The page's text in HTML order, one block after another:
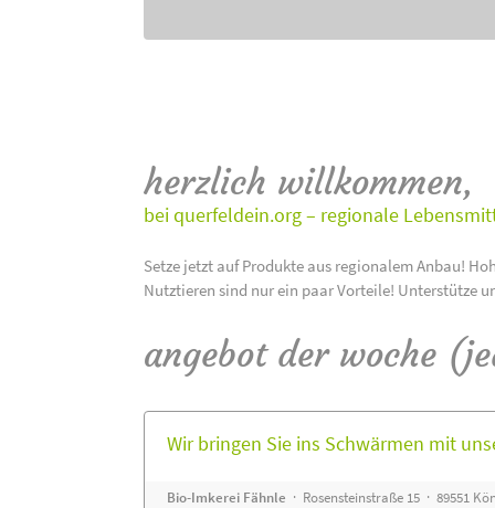
herzlich willkommen,
bei querfeldein.org – regionale
Setze jetzt auf Produkte aus regionalem Anbau!
Nutztieren sind nur ein paar Vorteile! Unterstütze
angebot der woche
Wir bringen Sie ins Schwärmen mit
Bio-Imkerei Fähnle · Rosensteinstraße 15 · 89551